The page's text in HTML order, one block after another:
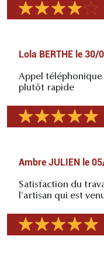
Lola BERTHE le 30/
Appel
plutôt rapide
Ambre JULIEN le
Satisfaction du
l'artisan qui est